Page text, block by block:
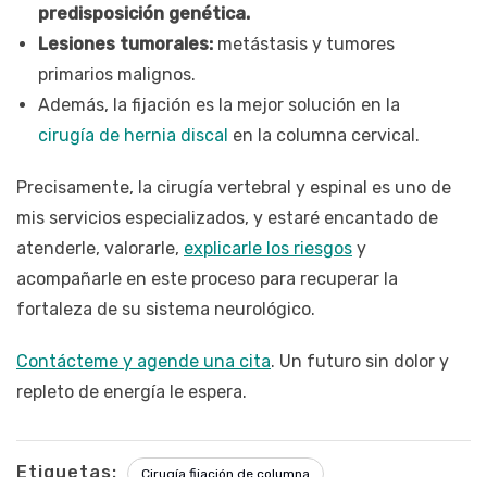
predisposición genética.
Lesiones tumorales: metástasis y tumores
primarios malignos.
Además, la fijación es la mejor solución en la
cirugía de hernia discal en la columna cervical.
Precisamente, la cirugía vertebral y espinal es uno de
mis servicios especializados, y estaré encantado de
atenderle, valorarle, explicarle los riesgos y
acompañarle en este proceso para recuperar la
fortaleza de su sistema neurológico.
Contácteme y agende una cita. Un futuro sin dolor y
repleto de energía le espera.
Etiquetas: